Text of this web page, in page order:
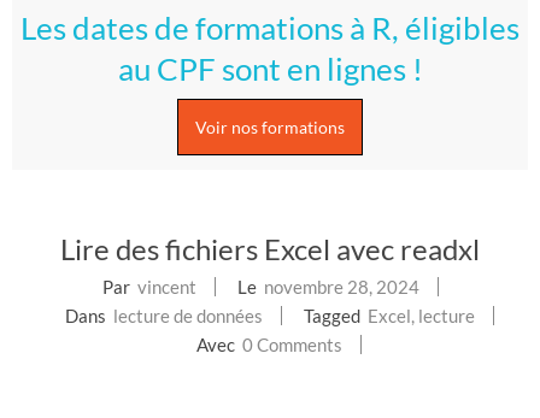
Menu
Les dates de formations à R, éligibles
au CPF sont en lignes !
Voir nos formations
Lire des fichiers Excel avec readxl
Par vincent Le novembre 28, 2024
Dans lecture de données Tagged Excel lecture
Avec 0 Comments